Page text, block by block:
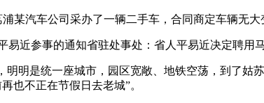
汽车公司采办了一辆二手车，合同商定车辆无大
参事的通知省驻处事处：省人平易近决定聘用
是统一座城市，园区宽敞、地铁空荡，到了姑
也不正在节假日去老城”。